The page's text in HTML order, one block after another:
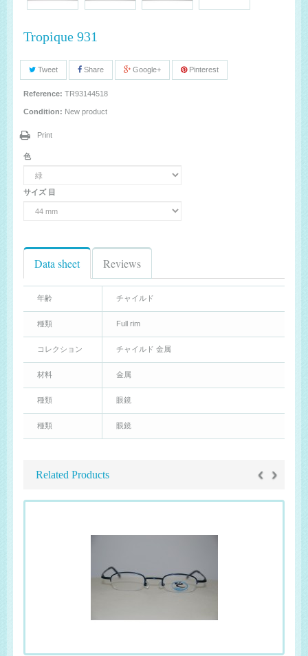
Tropique 931
Tweet Share Google+ Pinterest
Reference: TR93144518
Condition: New product
Print
色
サイズ 目
Data sheet Reviews
年齢 チャイルド
種類 Full rim
コレクション チャイルド 金属
材料 金属
種類 眼鏡
種類 眼鏡
Related Products ‹ ›